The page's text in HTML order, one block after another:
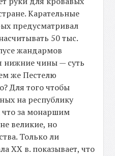
Карательные
предусматривал
50 тыс.
жандармов
нижние чины — суть
же Пестелю
Для того чтобы
на республику
что за монаршим
великие, но
Только ли
XX в. показывает, что